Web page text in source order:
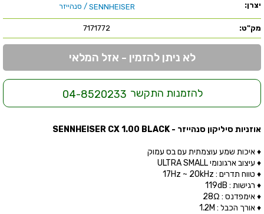
יצרן: SENNHEISER / סנהייזר
מק"ט: 7171772
לא ניתן להזמין - אזל המלאי
להזמנות התקשר 04-8520233
אוזניות סיליקון סנהייזר - SENNHEISER CX 1.00 BLACK
♦ איכות שמע עוצמתית עם בס עמוק
♦ עיצוב ארגונומי ULTRA SMALL
♦ טווח תדרים : 17Hz ~ 20kHz
♦ רגישות : 119dB
♦ אימפדנס : 28Ω
♦ אורך הכבל : 1.2M